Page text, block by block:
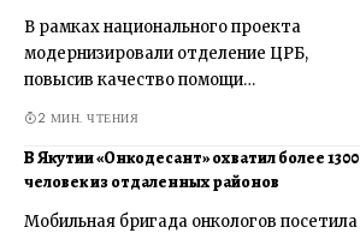
В рамках национального проекта
модернизировали отделение ЦРБ,
повысив качество помощи…
2 МИН. ЧТЕНИЯ
В Якутии «Онкодесант» охватил более 1300
человек из отдаленных районов
Мобильная бригада онкологов посетила